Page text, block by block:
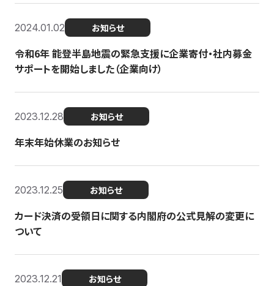
2024.01.02 お知らせ
令和6年 能登半島地震の緊急支援に企業寄付・社内募金
サポートを開始しました（企業向け）
2023.12.28 お知らせ
年末年始休業のお知らせ
2023.12.25 お知らせ
カード決済の受領日に関する内閣府の公式見解の変更に
ついて
2023.12.21 お知らせ